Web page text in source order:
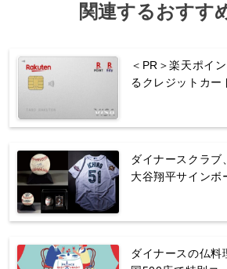
関連するおすす
＜PR＞楽天ポイ
るクレジットカー
ダイナースクラブ
大谷翔平サインボ
ダイナースの仏